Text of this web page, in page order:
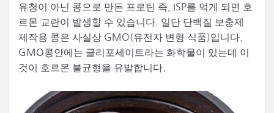
유청이 아닌 콩으로 만든 프로틴 즉, ISP를 먹게 되면 호
르몬 교란이 발생할 수 있습니다. 일단 단백질 보충제
제작용 콩은 사실상 GMO(유전자 변형 식품)입니다.
GMO콩안에는 글리포세이트라는 화학물이 있는데 이
것이 호르몬 불균형을 유발합니다.